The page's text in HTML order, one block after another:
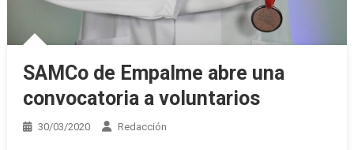
SAMCo de Empalme abre una
convocatoria a voluntarios
30/03/2020 Redacción